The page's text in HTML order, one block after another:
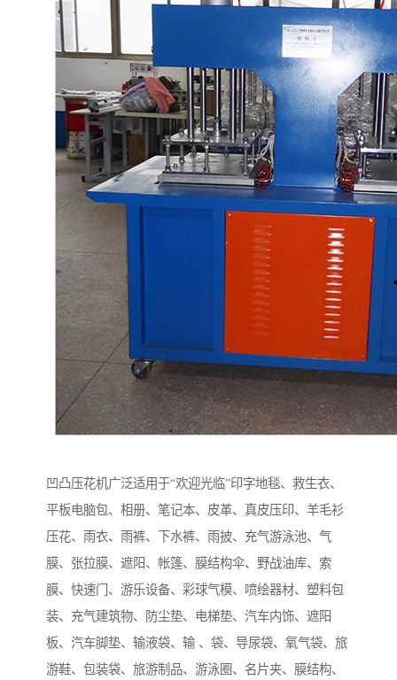
凹凸压花机广泛适用于“欢迎光临”印字地毯、救生衣、
平板电脑包、相册、笔记本、皮革、真皮压印、羊毛衫
压花、雨衣、雨裤、下水裤、雨披、充气游泳池、气
膜、张拉膜、遮阳、帐篷、膜结构伞、野战油库、索
膜、快速门、游乐设备、彩球气模、喷绘器材、塑料包
装、充气建筑物、防尘垫、电梯垫、汽车内饰、遮阳
板、汽车脚垫、输液袋、输 、袋、导尿袋、氧气袋、旅
游鞋、包装袋、旅游制品、游泳圈、名片夹、膜结构、